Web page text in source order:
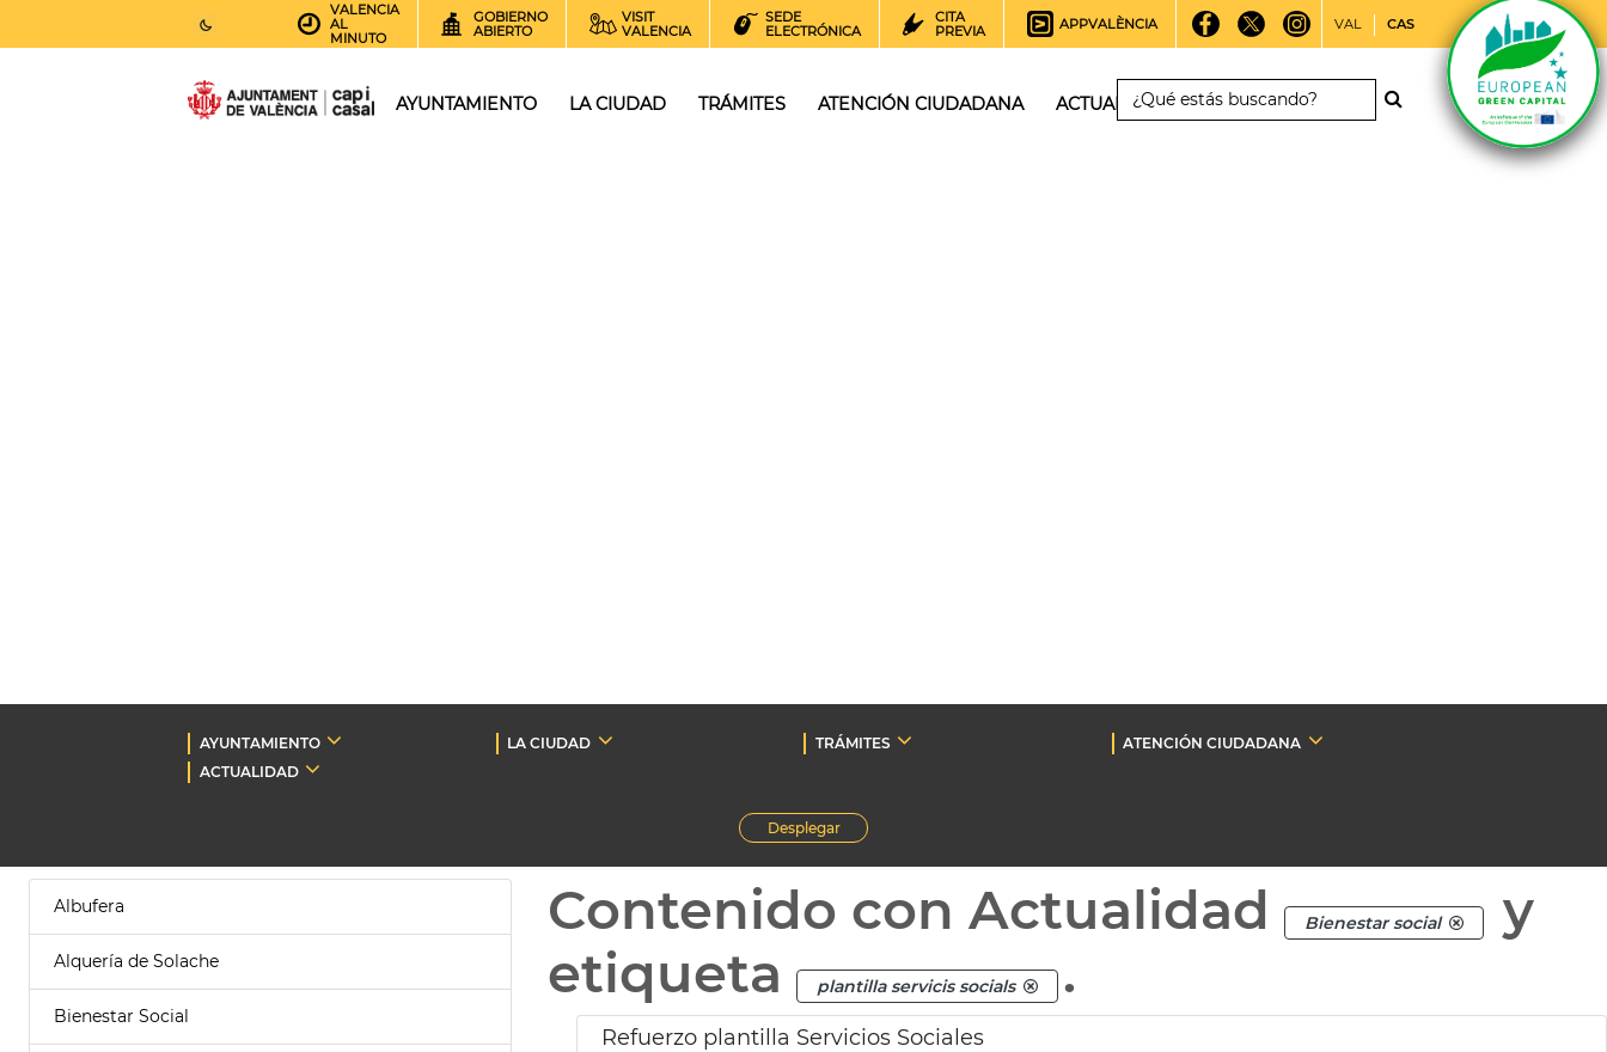
AEMET.GRADOS
VALENCIA
AL
MINUTO
GOBIERNO
ABIERTO
VISIT
VALENCIA
SEDE
ELECTRÓNICA
CITA
PREVIA
APPVALÈNCIA VAL CAS
AYUNTAMIENTO LA CIUDAD TRÁMITES ATENCIÓN CIUDADANA ACTUALIDAD
AYUNTAMIENTO LA CIUDAD TRÁMITES
ATENCIÓN CIUDADANA
ACTUALIDAD
Desplegar
Albufera
Alquería de Solache
Bienestar Social
Contenido con Actualidad Bienestar social
y
etiqueta
plantilla servicis socials .
Refuerzo plantilla Servicios Sociales